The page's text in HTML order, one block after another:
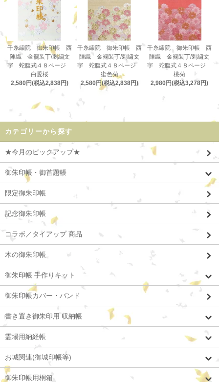
千糸繍院 御朱印帳 西
陣織 金襴装丁/刺繍文
字 蛇腹式４８ページ
白愛桜
2,580円(税込2,838円)
千糸繍院 御朱印帳 西
陣織 金襴装丁/刺繍文
字 蛇腹式４８ページ
蜜色菊
2,580円(税込2,838円)
千糸繍院 御朱印帳 西
陣織 金襴装丁/刺繍文
字 蛇腹式４８ページ
桃菊
2,980円(税込3,278円)
カテゴリーから探す
★今月のピックアップ★
御朱印帳・御首題帳
限定御朱印帳
記念御朱印帳
コラボ／タイアップ 商品
木の御朱印帳
御朱印帳 手作りキット
御朱印帳カバー・バンド
書き置き御朱印用 収納帳
霊場用納経帳
お城関連(御城印帳等)
御朱印帳用桐箱